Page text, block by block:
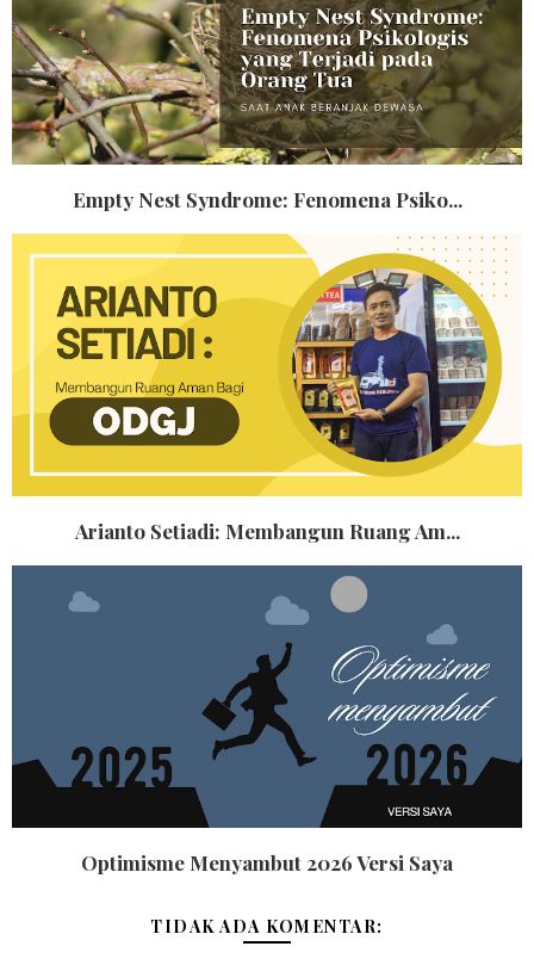
Empty Nest Syndrome: Fenomena Psiko...
Arianto Setiadi: Membangun Ruang Am...
Optimisme Menyambut 2026 Versi Saya
TIDAK ADA KOMENTAR: